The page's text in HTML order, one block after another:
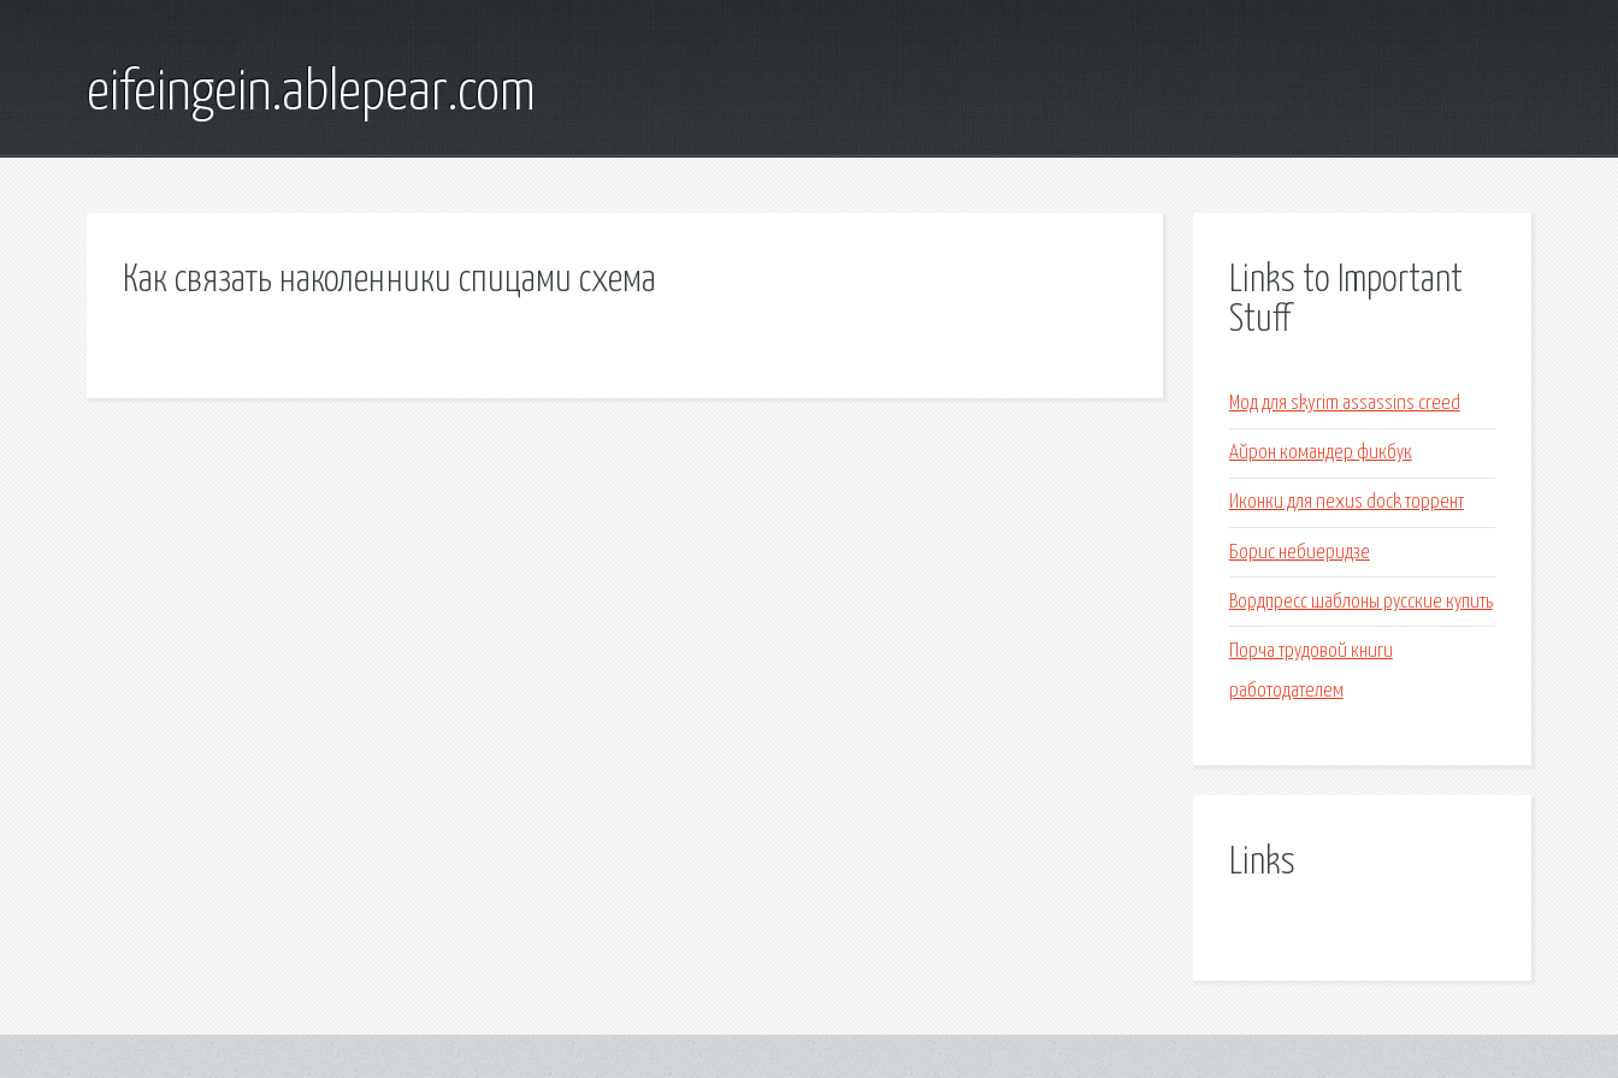
eifeingein.ablepear.com
Как связать наколенники спицами схема
Links to Important
Stuff
Мод для skyrim assassins creed
Айрон командер фикбук
Иконки для nexus dock торрент
Борис небиеридзе
Вордпресс шаблоны русские купить
Порча трудовой книги
работодателем
Links